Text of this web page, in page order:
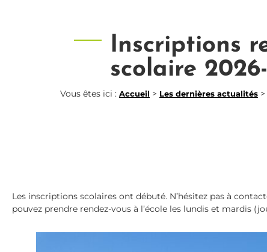
Inscriptions
scolaire
Vous êtes ici : Accueil > Les dernières actualités >
Les inscriptions scolaires ont débuté. N’hésitez pas à
pouvez prendre rendez-vous à l’école les lundis et mardis